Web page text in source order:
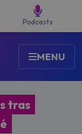
Podcasts
MENU
tras